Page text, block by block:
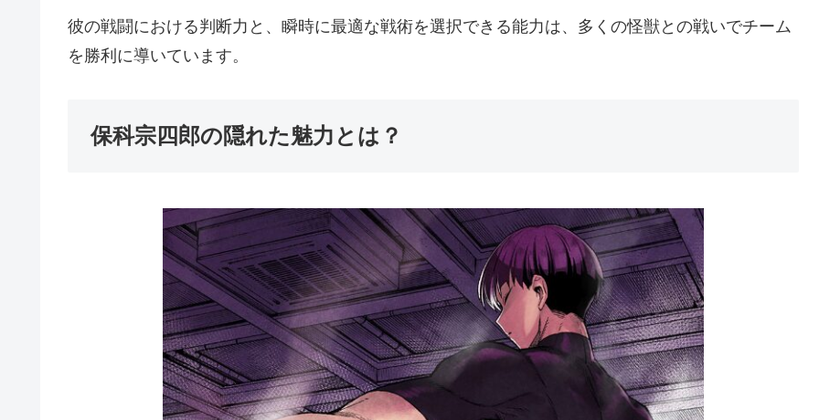
彼の戦闘における判断力と、瞬時に最適な戦術を選択できる能力は、多くの怪獣との戦いでチーム
を勝利に導いています。
保科宗四郎の隠れた魅力とは？